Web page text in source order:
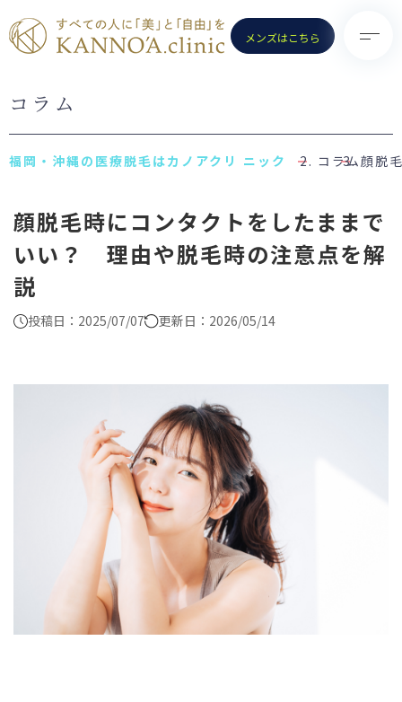
メンズはこちら
TOP
クリニック一覧
お知らせ
初めての方へ
よくある質問
お問い合わせ
- 医療脱毛（女性）
- ポテンツァ
- ノーリス(IPL)
- ピコトーニング
（Dr.施術）
- ピコスポット
- 刺青(タトゥー）除去
- VISIA
- CO2（炭酸ガス）レーザー
- ジュベルック(Juvelook)
- ボツリヌストキシン注射
- ケミカルピーリング
コラム
コラム顔脱
顔脱毛時にコンタクトをしたままで
いい？ 理由や脱毛時の注意点を解
説
投稿日：2025/07/07 更新日：2026/05/14